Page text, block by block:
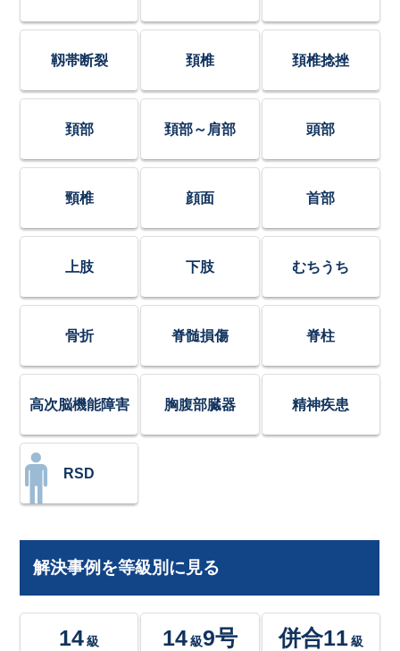
靱帯断裂 頚椎 頚椎捻挫
頚部 頚部～肩部 頭部
頸椎 顔面 首部
上肢 下肢 むちうち
骨折 脊髄損傷 脊柱
高次脳機能障害 胸腹部臓器 精神疾患
RSD
解決事例を等級別に見る
14 級 14級9号 併合11 級